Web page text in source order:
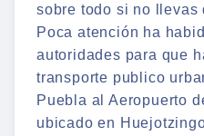
sobre todo si no llevas
Poca atención ha
autoridades para que
transporte publico
Puebla al Aeropuerto
ubicado en